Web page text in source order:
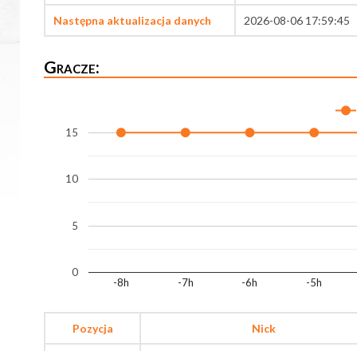
Następna aktualizacja danych 2026-08-06 17:59:45
Gracze:
-8h -7h -6h -5h
0
5
10
15
Pozycja Nick